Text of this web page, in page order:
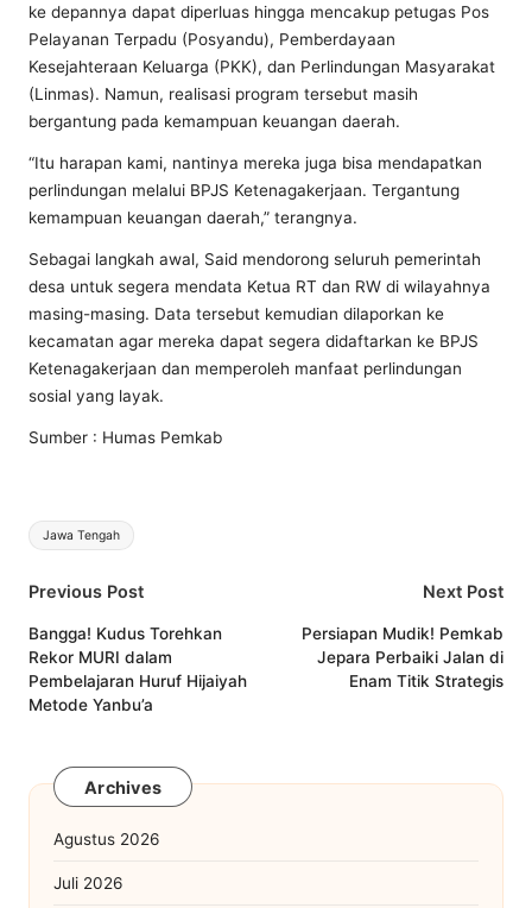
ke depannya dapat diperluas hingga mencakup petugas Pos
Pelayanan Terpadu (Posyandu), Pemberdayaan
Kesejahteraan Keluarga (PKK), dan Perlindungan Masyarakat
(Linmas). Namun, realisasi program tersebut masih
bergantung pada kemampuan keuangan daerah.
“Itu harapan kami, nantinya mereka juga bisa mendapatkan
perlindungan melalui BPJS Ketenagakerjaan. Tergantung
kemampuan keuangan daerah,” terangnya.
Sebagai langkah awal, Said mendorong seluruh pemerintah
desa untuk segera mendata Ketua RT dan RW di wilayahnya
masing-masing. Data tersebut kemudian dilaporkan ke
kecamatan agar mereka dapat segera didaftarkan ke BPJS
Ketenagakerjaan dan memperoleh manfaat perlindungan
sosial yang layak.
Sumber : Humas Pemkab
Tags:
Jawa Tengah
Post
navigation
Previous Post
Bangga! Kudus Torehkan
Rekor MURI dalam
Pembelajaran Huruf Hijaiyah
Metode Yanbu’a
Next Post
Persiapan Mudik! Pemkab
Jepara Perbaiki Jalan di
Enam Titik Strategis
Archives
Agustus 2026
Juli 2026